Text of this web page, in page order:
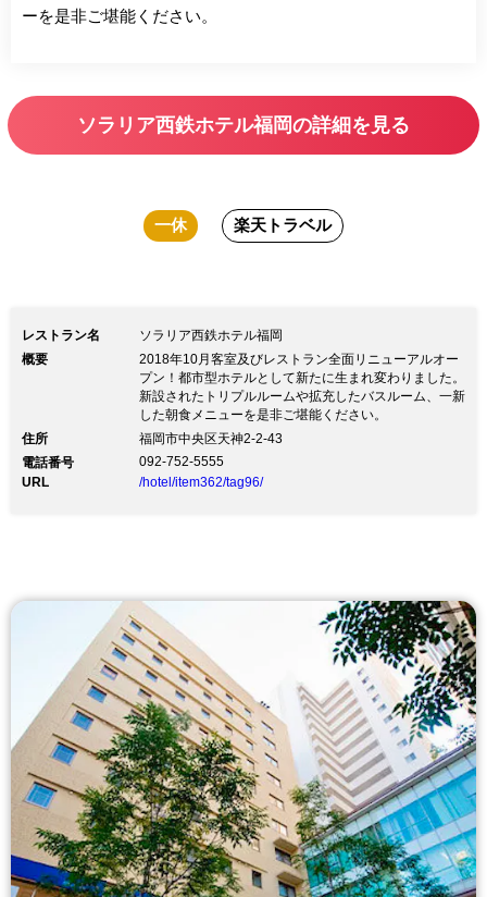
ーを是非ご堪能ください。
ソラリア西鉄ホテル福岡の詳細を見る
一休 楽天トラベル
レストラン名
ソラリア西鉄ホテル福岡
概要
2018年10月客室及びレストラン全面リニューアルオー
プン！都市型ホテルとして新たに生まれ変わりました。
新設されたトリプルルームや拡充したバスルーム、一新
した朝食メニューを是非ご堪能ください。
住所
福岡市中央区天神2-2-43
電話番号
092-752-5555
URL
/hotel/item362/tag96/